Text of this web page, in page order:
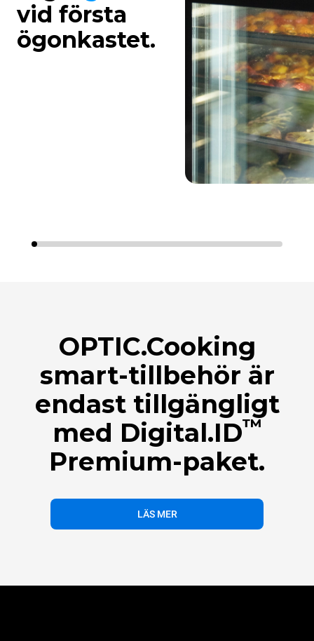
vid första
ögonkastet.
OPTIC.Cooking
smart-tillbehör är
endast tillgängligt
med Digital.ID™
Premium-paket.
LÄS MER